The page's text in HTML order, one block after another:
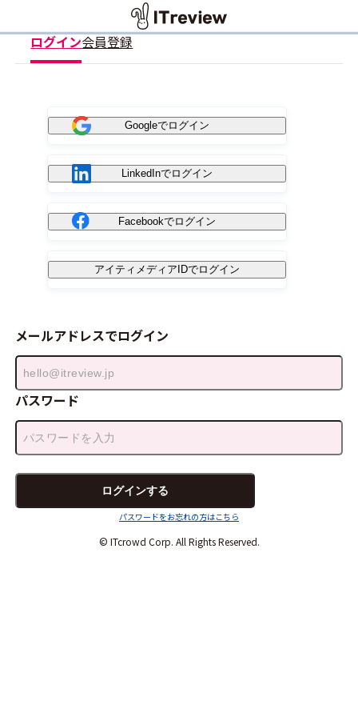
ログイン会員登録
Googleでログイン
LinkedInでログイン
Facebookでログイン
アイティメディアIDでログイン
メールアドレスでログイン
パスワード
パスワードをお忘れの方はこちら
© ITcrowd Corp. All Rights Reserved.